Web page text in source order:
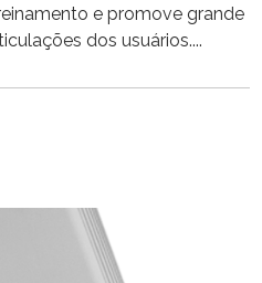
e promove grande
dos usuários....